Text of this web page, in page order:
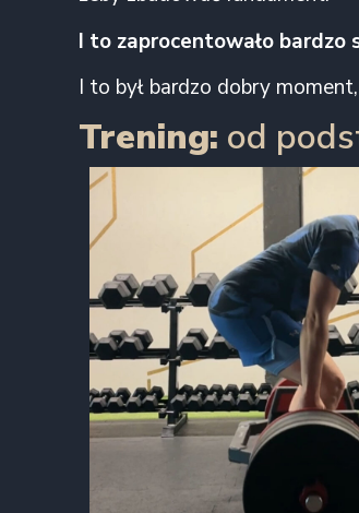
I to zaprocentowało bardzo
I to był bardzo dobry moment,
Trening: od